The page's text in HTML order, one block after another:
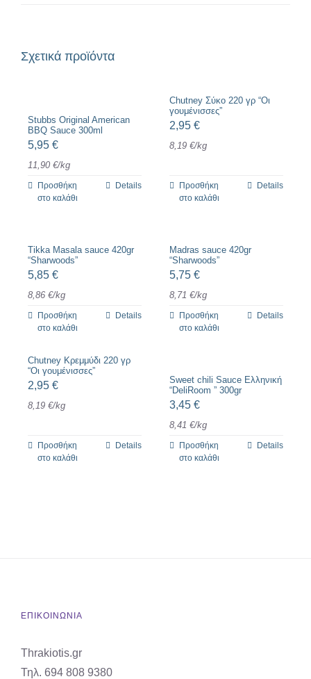
Σχετικά προϊόντα
Stubbs Original American
BBQ Sauce 300ml
5,95 €
11,90 €/kg
Προσθήκη
στο καλάθι
Details
Chutney Σύκο 220 γρ “Οι
γουμένισσες”
2,95 €
8,19 €/kg
Προσθήκη
στο καλάθι
Details
Tikka Masala sauce 420gr
“Sharwoods”
5,85 €
8,86 €/kg
Προσθήκη
στο καλάθι
Details
Madras sauce 420gr
“Sharwoods”
5,75 €
8,71 €/kg
Προσθήκη
στο καλάθι
Details
Chutney Κρεμμύδι 220 γρ
“Οι γουμένισσες”
2,95 €
8,19 €/kg
Προσθήκη
στο καλάθι
Details
Sweet chili Sauce Ελληνική
“DeliRoom ” 300gr
3,45 €
8,41 €/kg
Προσθήκη
στο καλάθι
Details
ΕΠΙΚΟΙΝΩΝΙΑ
Thrakiotis.gr
Τηλ. 694 808 9380